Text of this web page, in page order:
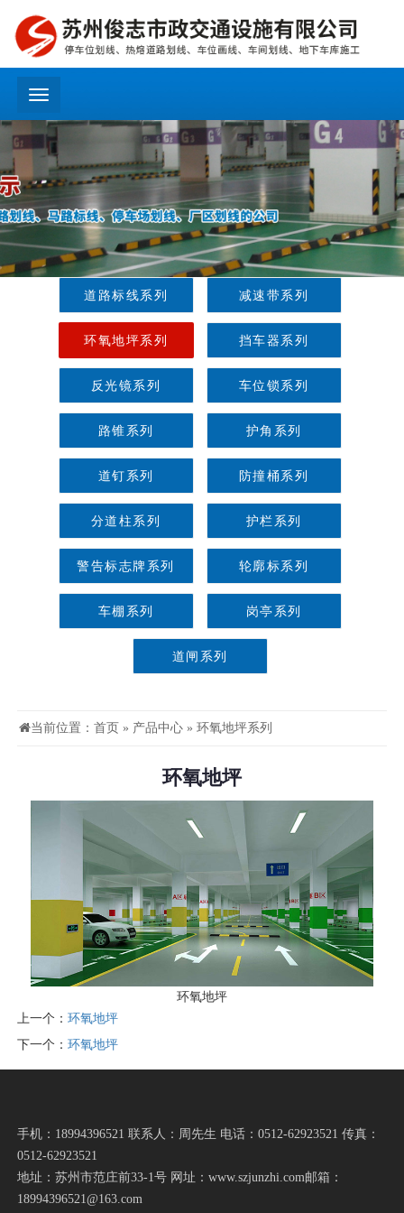
menu
道路标线系列 减速带系列
环氧地坪系列 挡车器系列
反光镜系列 车位锁系列
路锥系列 护角系列
道钉系列 防撞桶系列
分道柱系列 护栏系列
警告标志牌系列 轮廓标系列
车棚系列 岗亭系列
道闸系列
当前位置：首页 » 产品中心 »环氧地坪系列
环氧地坪
环氧地坪
上一个：环氧地坪
下一个：环氧地坪
手机：18994396521 联系人：周先生 电话：0512-62923521 传真：
0512-62923521
地址：苏州市范庄前33-1号 网址：www.szjunzhi.com邮箱：
18994396521@163.com